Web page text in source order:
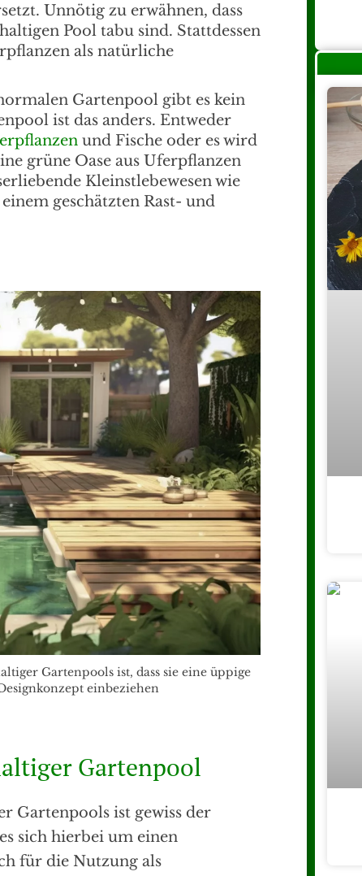
Unnötig zu erwähnen, dass
Pool tabu sind. Stattdessen
als natürliche
Gartenpool gibt es kein
ist das anders. Entweder
und Fische oder es wird
grüne Oase aus Uferpflanzen
Kleinstlebewesen wie
geschätzten Rast- und
Gartenpools ist, dass sie eine üppige
einbeziehen
Gartenpool
Gartenpools ist gewiss der
sich hierbei um einen
für die Nutzung als